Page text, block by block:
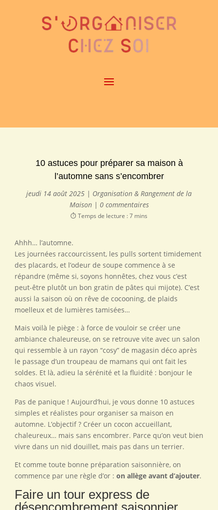
10 astuces pour préparer sa maison à
l’automne sans s’encombrer
jeudi 14 août 2025 | Organisation & Rangement de la
Maison| 0 commentaires
⏱️ Temps de lecture : 7 mins
Ahhh… l’automne.
Les journées raccourcissent, les pulls sortent timidement
des placards, et l’odeur de soupe commence à se
répandre (même si, soyons honnêtes, chez vous c’est
peut-être plutôt un bon gratin de pâtes qui mijote). C’est
aussi la saison où on rêve de cocooning, de plaids
moelleux et de lumières tamisées…
Mais voilà le piège : à force de vouloir se créer une
ambiance chaleureuse, on se retrouve vite avec un salon
qui ressemble à un rayon “cosy” de magasin déco après
le passage d’un troupeau de mamans qui ont fait les
soldes. Et là, adieu la sérénité et la fluidité : bonjour le
chaos visuel.
Pas de panique ! Aujourd’hui, je vous donne 10 astuces
simples et réalistes pour organiser sa maison en
automne. L’objectif ? Créer un cocon accueillant,
chaleureux… mais sans encombrer. Parce qu’on veut bien
vivre dans un nid douillet, mais pas dans un terrier.
Et comme toute bonne préparation saisonnière, on
commence par une règle d’or : on allège avant d’ajouter.
Faire un tour express de
désencombrement saisonnier